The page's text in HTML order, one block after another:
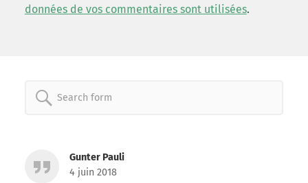
données de vos commentaires sont utilisées.
Search
Gunter Pauli
4 juin 2018